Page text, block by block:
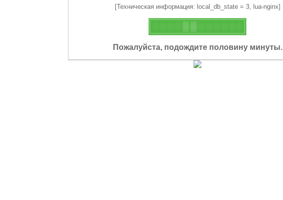
[Техническая информация: local_db_state = 3, lua-nginx]
Пожалуйста, подождите половину минуты.